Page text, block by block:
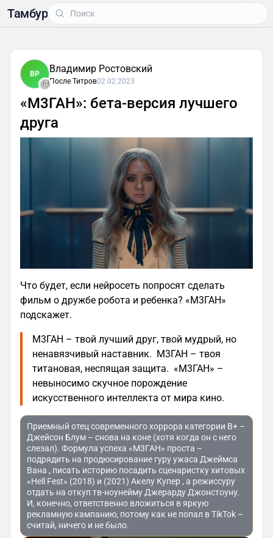
Тамбур
ВР Владимир Ростовский
После Титров02.02.2023
«М3ГАН»: бета-версия лучшего
друга
Что будет, если нейросеть попросят сделать
фильм о дружбе робота и ребенка? «М3ГАН»
подскажет.
М3ГАН – твой лучший друг, твой мудрый, но
ненавязчивый наставник. М3ГАН – твоя
титановая, неспящая защита. «М3ГАН» –
невыносимо скучное порождение
искусственного интеллекта от мира кино.
Приемный отец современного хоррора категории B+ –
Джейсон Блум – снова на коне (хотя когда он с него
слезал). Формула успеха «М3ГАН» проста –
подрядить на продюсирование гуру ужаса Джеймса
Вана , писать историю посадить сценаристку хитовых
«Hell Fest» (2018) и (2021) Акелу Купер , а режиссуру
отдать на откуп тв-ноунейму Джерарду Джонстоуну.
И, конечно, ответственно вложиться в яркую
рекламную кампанию, потому как не попал в TikTok –
считай, ничего и не было.